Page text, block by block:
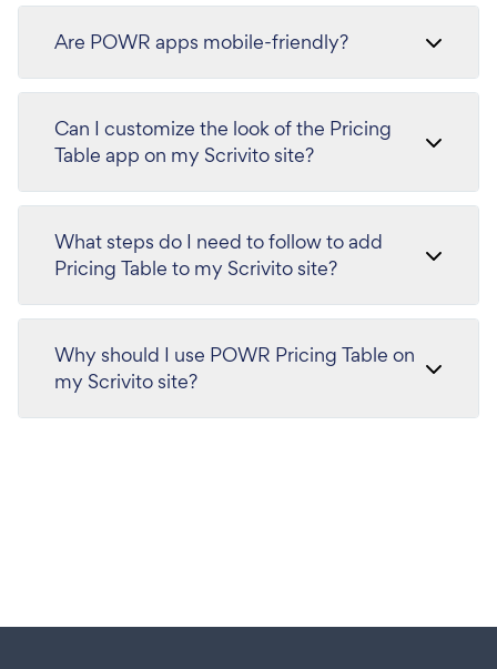
Are POWR apps mobile-friendly?
Can I customize the look of the Pricing
Table app on my Scrivito site?
What steps do I need to follow to add
Pricing Table to my Scrivito site?
Why should I use POWR Pricing Table on
my Scrivito site?